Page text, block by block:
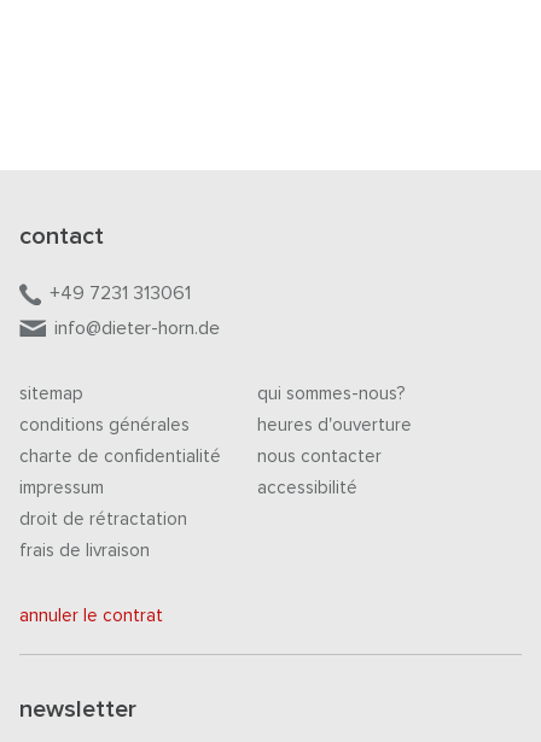
contact
+49 7231 313061
info@dieter-horn.de
sitemap
conditions générales
charte de confidentialité
impressum
droit de rétractation
frais de livraison
qui sommes-nous?
heures d'ouverture
nous contacter
accessibilité
annuler le contrat
newsletter